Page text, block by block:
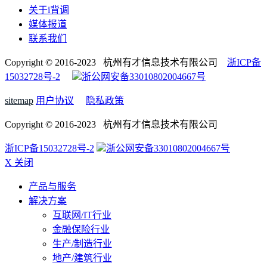
关于i背调
媒体报道
联系我们
Copyright © 2016-2023 杭州有才信息技术有限公司 浙ICP备
15032728号-2
浙公网安备33010802004667号
sitemap 用户协议 隐私政策
Copyright © 2016-2023 杭州有才信息技术有限公司
浙ICP备15032728号-2
浙公网安备33010802004667号
X 关闭
产品与服务
解决方案
互联网/IT行业
金融保险行业
生产/制造行业
地产/建筑行业